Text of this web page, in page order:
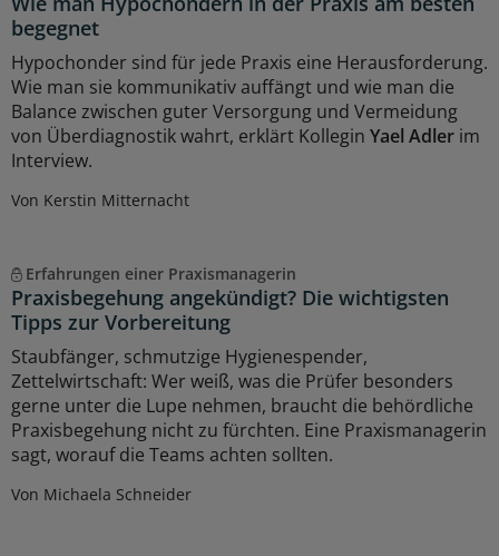
begegnet
Hypochonder sind für jede Praxis eine Herausforderung.
Wie man sie kommunikativ auffängt und wie man die
Balance zwischen guter Versorgung und Vermeidung
von Überdiagnostik wahrt, erklärt Kollegin Yael Adler im
Interview.
Von Kerstin Mitternacht
Erfahrungen einer Praxismanagerin
Praxisbegehung angekündigt? Die wichtigsten
Tipps zur Vorbereitung
Staubfänger, schmutzige Hygienespender,
Zettelwirtschaft: Wer weiß, was die Prüfer besonders
gerne unter die Lupe nehmen, braucht die behördliche
Praxisbegehung nicht zu fürchten. Eine Praxismanagerin
sagt, worauf die Teams achten sollten.
Von Michaela Schneider